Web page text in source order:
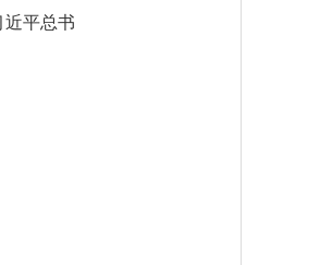
平总书